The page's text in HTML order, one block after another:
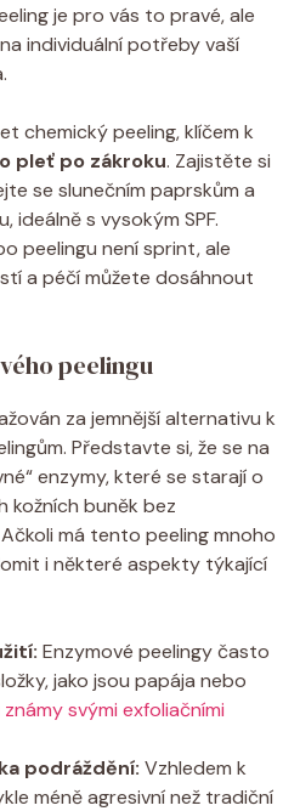
je pro vás to pravé, ale
individuální potřeby vaší
chemický peeling, klíčem k
pleť po zákroku. Zajistěte si
se slunečním paprskům a
ideálně s vysokým SPF.
peelingu není sprint, ale
a péčí můžete dosáhnout
peelingu
za jemnější alternativu k
Představte si, že se na
enzymy, které se starají o
kožních buněk bez
má tento peeling mnoho
i některé aspekty týkající
Enzymové peelingy často
jako jsou papája nebo
svými exfoliačními
podráždění: Vzhledem k
méně agresivní než tradiční